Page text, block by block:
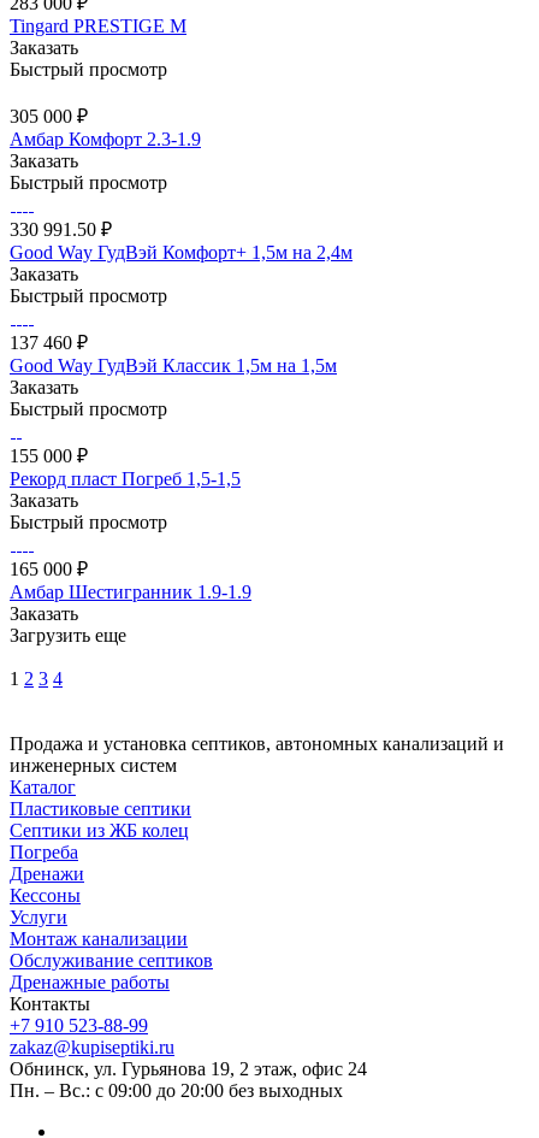
Tingard PRESTIGE M
Заказать
Быстрый просмотр
305 000 ₽
Амбар Комфорт 2.3-1.9
Заказать
Быстрый просмотр
330 991.50 ₽
Good Way ГудВэй Комфорт+ 1,5м на 2,4м
Заказать
Быстрый просмотр
137 460 ₽
Good Way ГудВэй Классик 1,5м на 1,5м
Заказать
Быстрый просмотр
155 000 ₽
Рекорд пласт Погреб 1,5-1,5
Заказать
Быстрый просмотр
165 000 ₽
Амбар Шестигранник 1.9-1.9
Заказать
Загрузить еще
1 2 3 4
Продажа и установка септиков, автономных канализаций и
инженерных систем
Каталог
Пластиковые септики
Септики из ЖБ колец
Погреба
Дренажи
Кессоны
Услуги
Монтаж канализации
Обслуживание септиков
Дренажные работы
Контакты
+7 910 523-88-99
zakaz@kupiseptiki.ru
Обнинск, ул. Гурьянова 19, 2 этаж, офис 24
Пн. – Вс.: с 09:00 до 20:00 без выходных